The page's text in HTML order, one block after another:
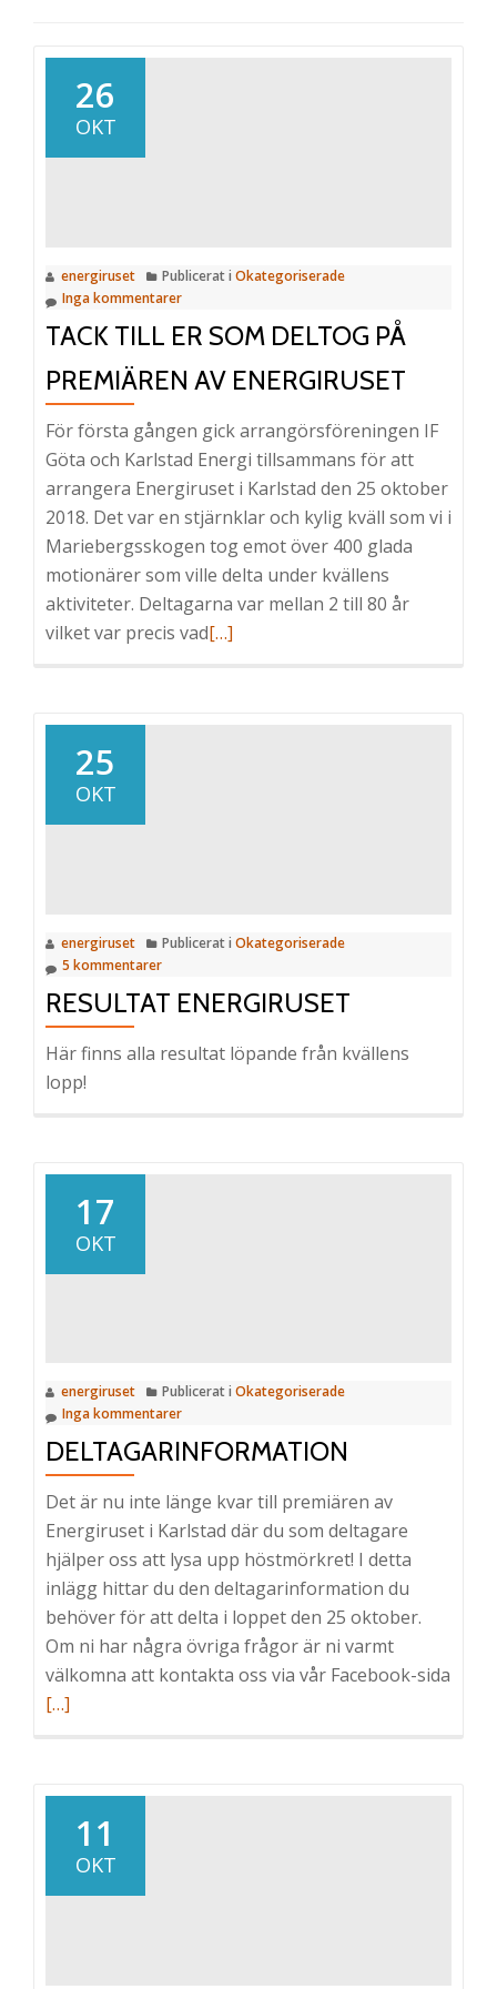
26
OKT
energiruset Publicerat i Okategoriserade
Inga kommentarer
TACK TILL ER SOM DELTOG PÅ
PREMIÄREN AV ENERGIRUSET
För första gången gick arrangörsföreningen IF
Göta och Karlstad Energi tillsammans för att
arrangera Energiruset i Karlstad den 25 oktober
2018. Det var en stjärnklar och kylig kväll som vi i
Mariebergsskogen tog emot över 400 glada
motionärer som ville delta under kvällens
aktiviteter. Deltagarna var mellan 2 till 80 år
vilket var precis vadLäs
Energiruset
[…]
25
OKT
energiruset Publicerat i Okategoriserade
5 kommentarer
RESULTAT ENERGIRUSET
Här finns alla resultat löpande från kvällens
lopp!
17
OKT
energiruset Publicerat i Okategoriserade
Inga kommentarer
DELTAGARINFORMATION
Det är nu inte länge kvar till premiären av
Energiruset i Karlstad där du som deltagare
hjälper oss att lysa upp höstmörkret! I detta
inlägg hittar du den deltagarinformation du
behöver för att delta i loppet den 25 oktober.
Om ni har några övriga frågor är ni varmt
välkomna att kontakta oss via vår Facebook-sida
[…]
11
OKT